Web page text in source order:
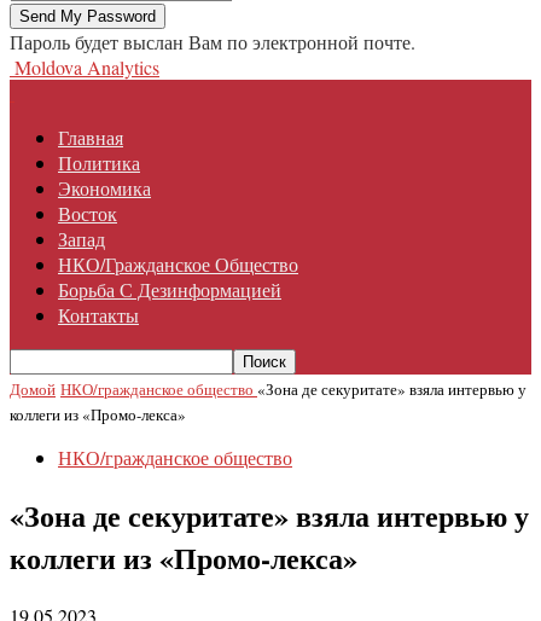
Пароль будет выслан Вам по электронной почте.
Moldova Analytics
Главная
Политика
Экономика
Восток
Запад
НКО/гражданское Общество
Борьба С Дезинформацией
Контакты
Домой НКО/гражданское общество «Зона де секуритате» взяла интервью у
коллеги из «Промо-лекса»
НКО/гражданское общество
«Зона де секуритате» взяла интервью у
коллеги из «Промо-лекса»
19.05.2023